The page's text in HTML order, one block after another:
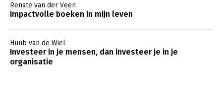
Renate van der Veen
Impactvolle boeken in mijn leven
Huub van de Wiel
Investeer in je mensen, dan investeer je in je
organisatie